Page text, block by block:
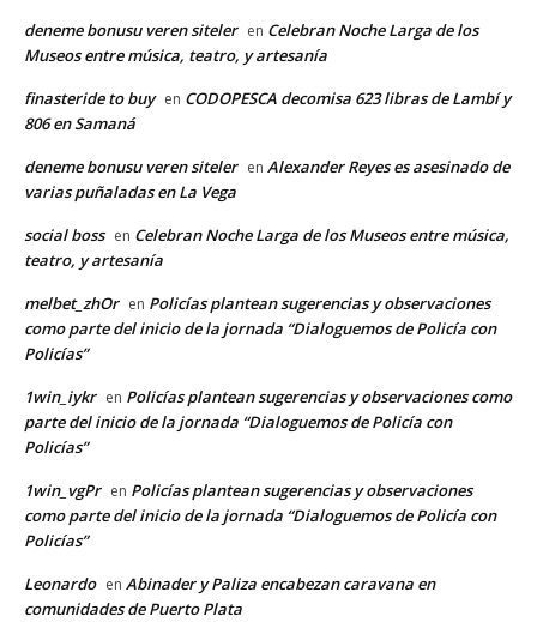
deneme bonusu veren siteler en Celebran Noche Larga de los
Museos entre música, teatro, y artesanía
finasteride to buy en CODOPESCA decomisa 623 libras de Lambí y
806 en Samaná
deneme bonusu veren siteler en Alexander Reyes es asesinado de
varias puñaladas en La Vega
social boss en Celebran Noche Larga de los Museos entre música,
teatro, y artesanía
melbet_zhOr en Policías plantean sugerencias y observaciones
como parte del inicio de la jornada “Dialoguemos de Policía con
Policías”
1win_iykr en Policías plantean sugerencias y observaciones como
parte del inicio de la jornada “Dialoguemos de Policía con
Policías”
1win_vgPr en Policías plantean sugerencias y observaciones
como parte del inicio de la jornada “Dialoguemos de Policía con
Policías”
Leonardo en Abinader y Paliza encabezan caravana en
comunidades de Puerto Plata